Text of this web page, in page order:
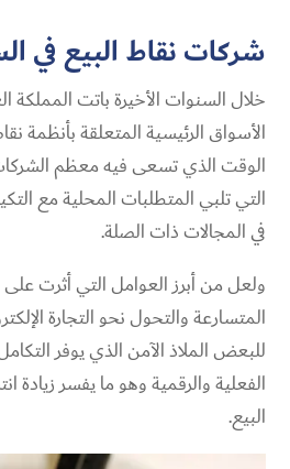
شركات نقاط البيع في
خلال السنوات الأخيرة باتت المملكة
الأسواق الرئيسية المتعلقة بأنظمة
الوقت الذي تسعى فيه معظم الشركات
التي تلبي المتطلبات المحلية مع
في المجالات ذات الصلة.
ولعل من أبرز العوامل التي أثرت على
المتسارعة والتحول نحو التجارة
للبعض الملاذ الآمن الذي يوفر
الفعلية والرقمية وهو ما يفسر زيادة
البيع.